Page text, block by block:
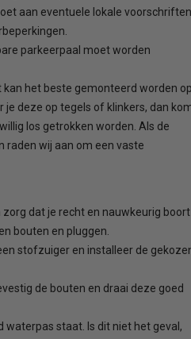
aan eventuele lokale voorschriften
parkeerpaal moet worden
het beste gemonteerd worden op
deze op tegels of klinkers, dan
los getrokken worden. Als de
raden wij aan om een vaste
dat je recht en nauwkeurig boort
bouten en pluggen.
stofzuiger en installeer de
de bouten en draai deze goed
staat. Is dit niet het geval,